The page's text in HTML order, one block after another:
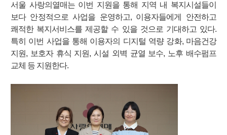
서울 사랑의열매는 이번 지원을 통해 지역 내 복지시설들이
보다 안정적으로 사업을 운영하고, 이용자들에게 안전하고
쾌적한 복지서비스를 제공할 수 있을 것으로 기대하고 있다.
특히 이번 사업을 통해 이용자의 디지털 역량 강화, 마음건강
지원, 보호자 휴식 지원, 시설 외벽 균열 보수, 노후 배수펌프
교체 등 지원한다.